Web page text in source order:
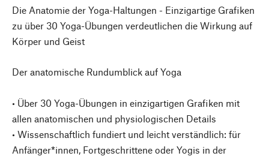
Die Anatomie der Yoga-Haltungen - Einzigartige Grafiken
zu über 30 Yoga-Übungen verdeutlichen die Wirkung auf
Körper und Geist
Der anatomische Rundumblick auf Yoga
• Über 30 Yoga-Übungen in einzigartigen Grafiken mit
allen anatomischen und physiologischen Details
• Wissenschaftlich fundiert und leicht verständlich: für
Anfänger*innen, Fortgeschrittene oder Yogis in der